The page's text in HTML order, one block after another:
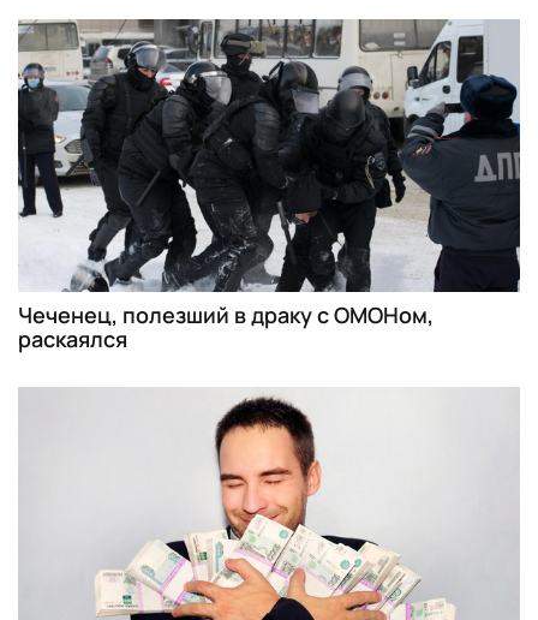
Чеченец, полезший в драку с ОМОНом,
раскаялся